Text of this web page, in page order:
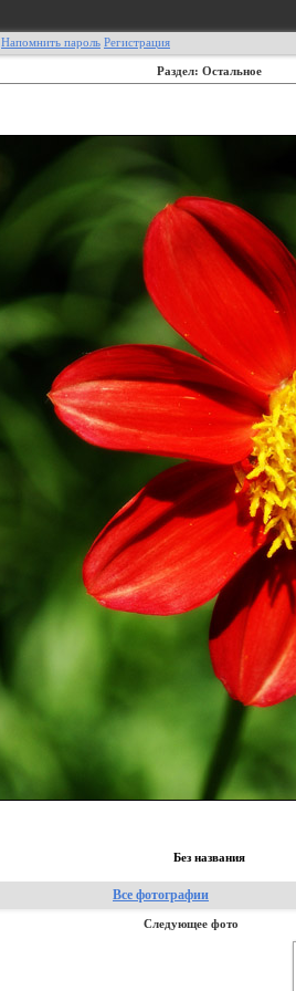
Напомнить пароль Регистрация
Раздел: Остальное
Без названия
Все фотографии
Следующее фото